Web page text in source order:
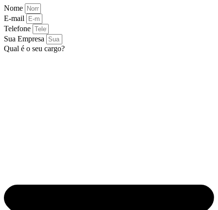
Nome
E-mail
Telefone
Sua Empresa
Qual é o seu cargo?